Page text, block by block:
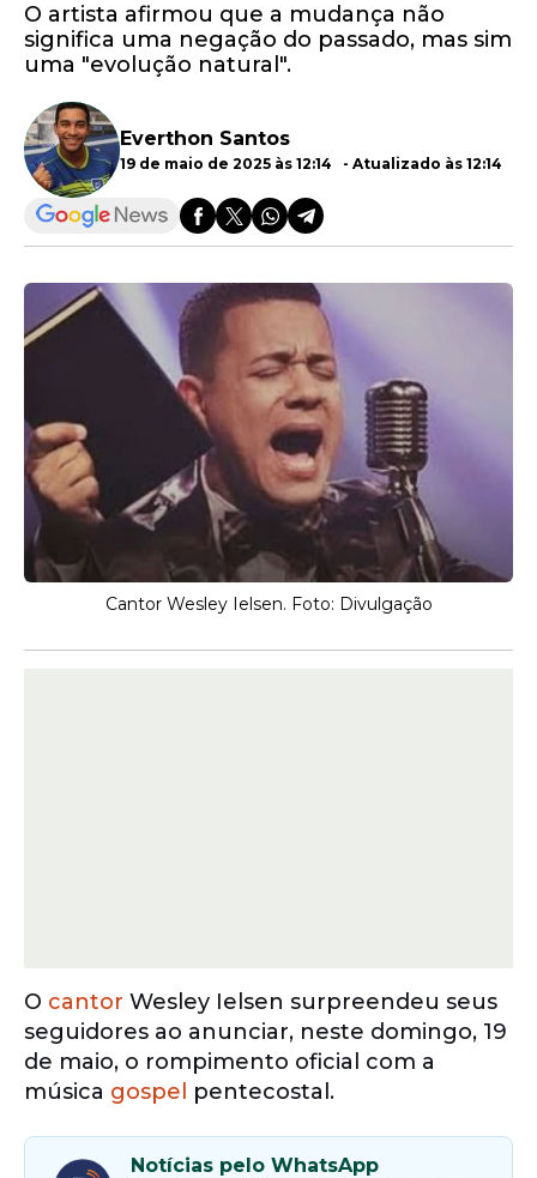
O artista afirmou que a mudança não
significa uma negação do passado, mas sim
uma "evolução natural".
Everthon Santos
19 de maio de 2025 às 12:14 - Atualizado às 12:14
Cantor Wesley Ielsen. Foto: Divulgação
O cantor Wesley Ielsen surpreendeu seus
seguidores ao anunciar, neste domingo, 19
de maio, o rompimento oficial com a
música gospel pentecostal.
Notícias pelo WhatsApp